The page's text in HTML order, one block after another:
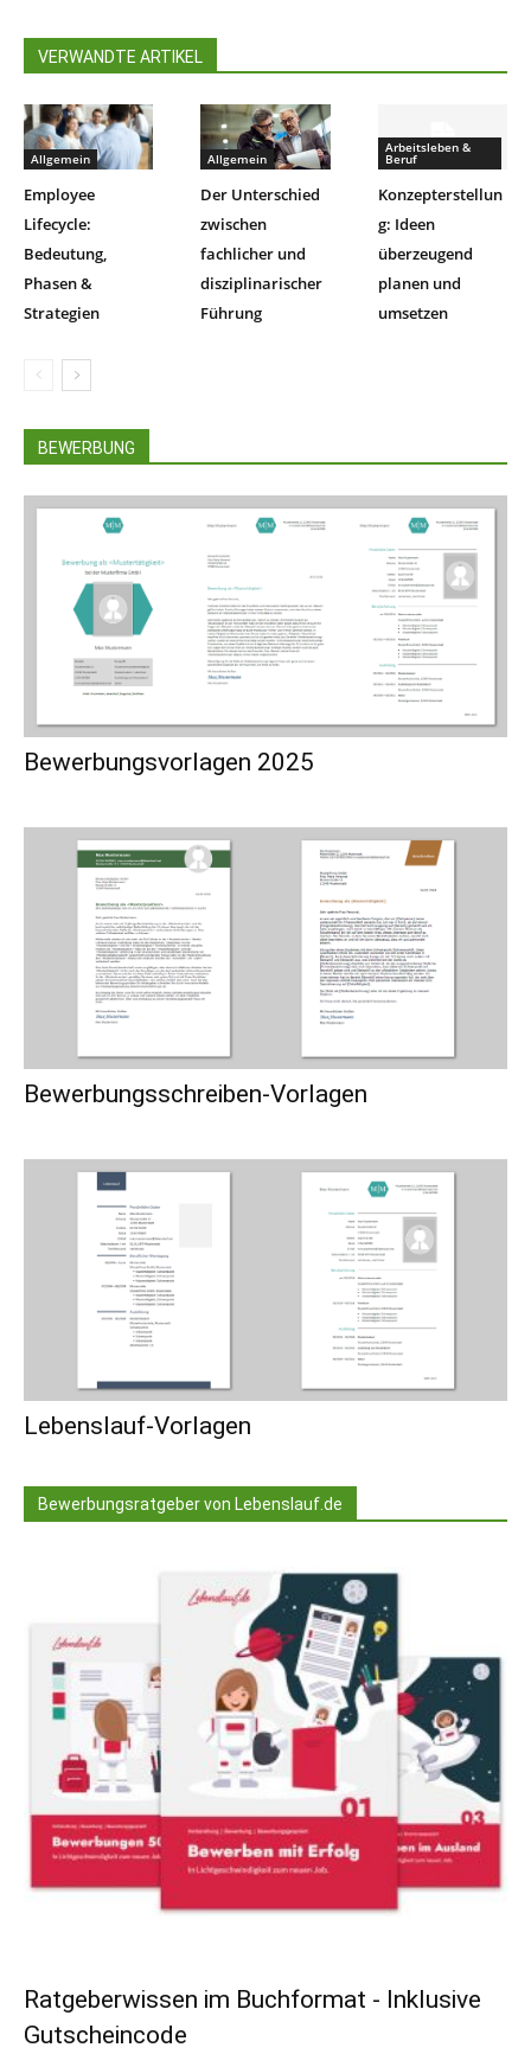
VERWANDTE ARTIKEL
Allgemein
Employee
Lifecycle:
Bedeutung,
Phasen &
Strategien
Allgemein
Der Unterschied
zwischen
fachlicher und
disziplinarischer
Führung
Arbeitsleben &
Beruf
Konzepterstellun
g: Ideen
überzeugend
planen und
umsetzen
BEWERBUNG
Bewerbungsvorlagen 2025
Bewerbungsschreiben-Vorlagen
Lebenslauf-Vorlagen
Bewerbungsratgeber von Lebenslauf.de
Ratgeberwissen im Buchformat - Inklusive
Gutscheincode